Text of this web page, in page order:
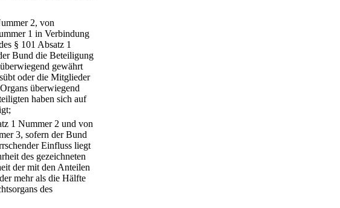
2, von
1 in Verbindung
§ 101 Absatz 1
Bund die Beteiligung
gewährt
oder die Mitglieder
überwiegend
haben sich auf
1 Nummer 2 und von
3, sofern der Bund
Einfluss liegt
des gezeichneten
der mit den Anteilen
mehr als die Hälfte
des